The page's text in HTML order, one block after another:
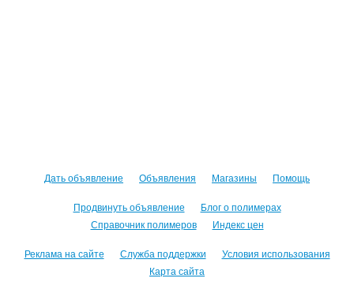
Дать объявление Объявления Магазины Помощь
Продвинуть объявление
Блог о полимерах
Справочник полимеров
Индекс цен
Реклама на сайте Служба поддержки
Условия использования
Карта сайта